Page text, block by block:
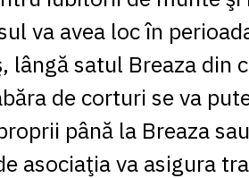
= 2.6097
1 PLN= 1.1646
1 RSD
1 RUB= 0.0530
1 SEK= 0.4526
1 TRY = 0.1141
1 UAH = 0.1048
1 XDR= 5.9383
1 ZAR= 0.2318
va avea loc în
lângă satul Breaza din
de corturi se va
până la Breaza
asociaţia va asigura